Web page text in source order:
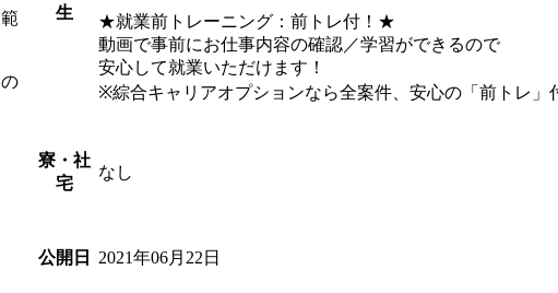
生
★就業前トレーニング：前トレ付！★
動画で事前にお仕事内容の確認／学習ができるので
安心して就業いただけます！
※綜合キャリアオプションなら全案件、安心の「前トレ」
寮・社
宅
なし
公開日 2021年06月22日